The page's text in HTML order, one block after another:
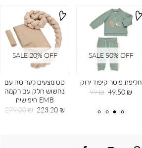
SALE 20ֵ% OFF
סט מצעים לעריסה עם
נחשוש חלק עם רקמה
EMB חיפושית
מחיר
223.20 ₪
מחיר
279.00 ₪
SALE 50% OFF
חליפת פוטר קיפוד ירוק
מחיר
49.50 ₪
מחיר
99 ₪